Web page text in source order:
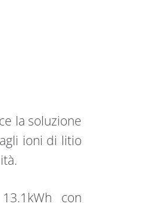
la soluzione
ioni di litio
con